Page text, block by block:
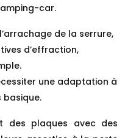
car.
de la serrure,
d’effraction,
une adaptation à
des plaques avec des